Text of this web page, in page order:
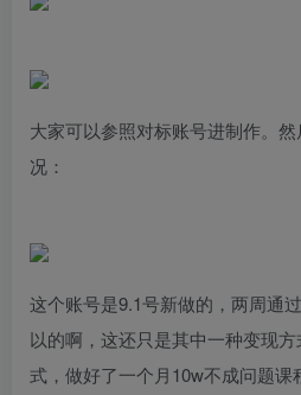
大家可以参照对标账号进制作。
况：
这个账号是9.1号新做的，两周通
以的啊，这还只是其中一种变现
式，做好了一个月10w不成问题课